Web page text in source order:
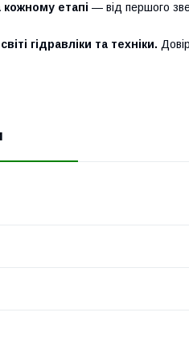
кожному етапі — від першого
гідравліки та техніки.